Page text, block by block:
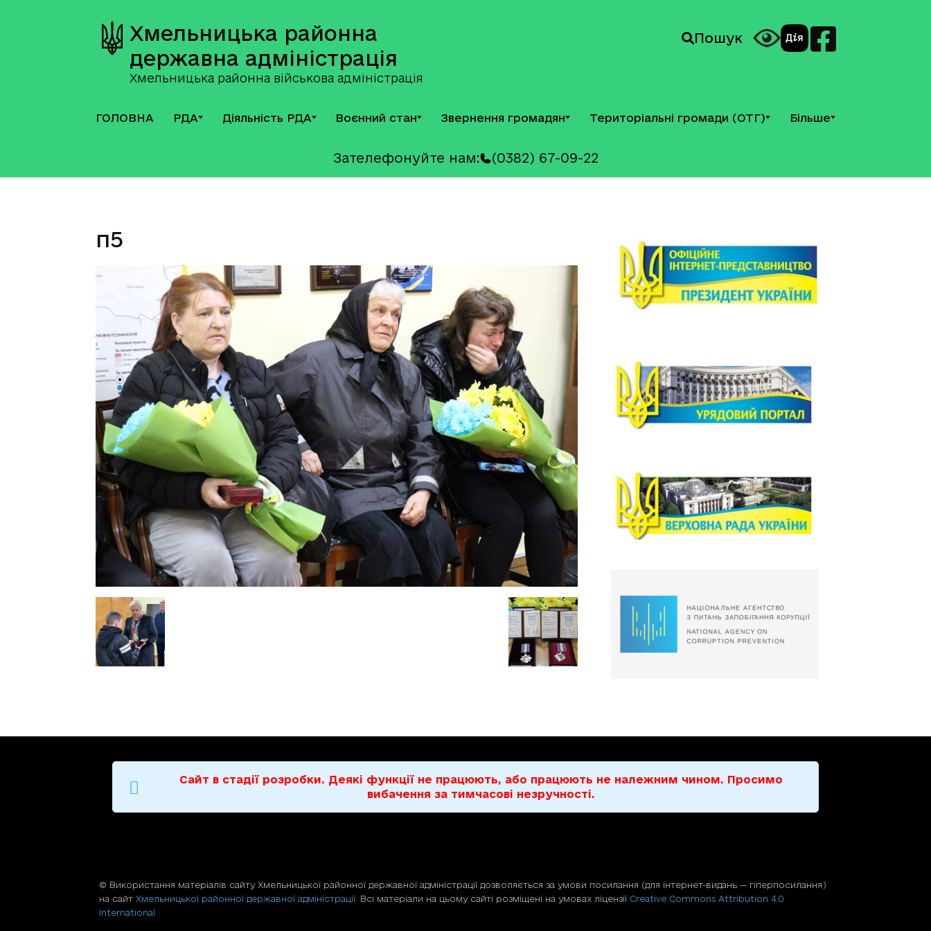
Хмельницька районна
державна адміністрація
Хмельницька районна військова адміністрація
Пошук
ГОЛОВНА РДА Діяльність РДА Воєнний стан Звернення громадян Територіальні громади (ОТГ) Більше
Зателефонуйте нам: (0382) 67-09-22
п5
Сайт в стадії розробки. Деякі функції не працюють, або працюють не належним чином. Просимо
вибачення за тимчасові незручності.
© Використання матерiалiв сайту Хмельницької районної державної адміністрації дозволяється за умови посилання (для iнтернет-видань — гiперпосилання)
на сайт Хмельницької районної державної адміністрації . Всі матеріали на цьому сайті розміщені на умовах ліцензії Creative Commons Attribution 4.0
International